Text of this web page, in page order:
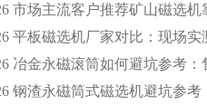
平板磁选机厂家对比：现场